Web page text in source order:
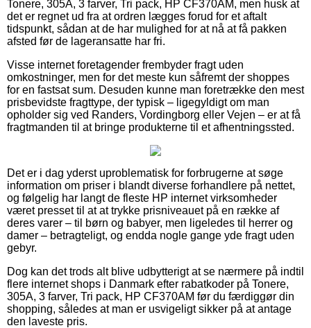
Tonere, 305A, 3 farver, Tri pack, HP CF370AM, men husk at
det er regnet ud fra at ordren lægges forud for et aftalt
tidspunkt, sådan at de har mulighed for at nå at få pakken
afsted før de lageransatte har fri.
Visse internet foretagender frembyder fragt uden
omkostninger, men for det meste kun såfremt der shoppes
for en fastsat sum. Desuden kunne man foretrække den mest
prisbevidste fragttype, der typisk – ligegyldigt om man
opholder sig ved Randers, Vordingborg eller Vejen – er at få
fragtmanden til at bringe produkterne til et afhentningssted.
Det er i dag yderst uproblematisk for forbrugerne at søge
information om priser i blandt diverse forhandlere på nettet,
og følgelig har langt de fleste HP internet virksomheder
været presset til at at trykke prisniveauet på en række af
deres varer – til børn og babyer, men ligeledes til herrer og
damer – betragteligt, og endda nogle gange yde fragt uden
gebyr.
Dog kan det trods alt blive udbytterigt at se nærmere på indtil
flere internet shops i Danmark efter rabatkoder på Tonere,
305A, 3 farver, Tri pack, HP CF370AM før du færdiggør din
shopping, således at man er usvigeligt sikker på at antage
den laveste pris.